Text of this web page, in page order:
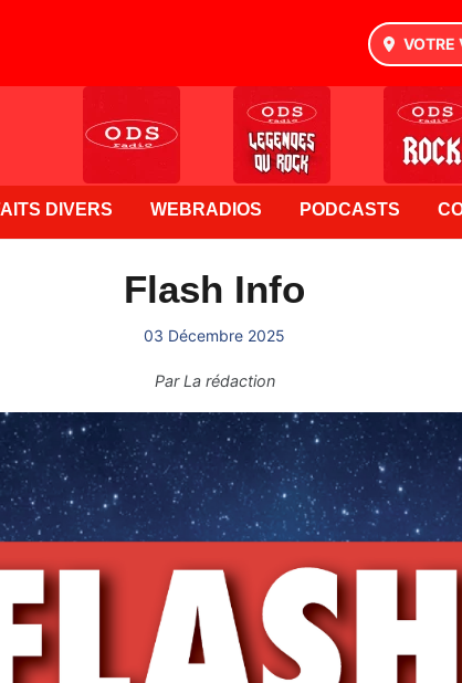
VOTRE
DIVERS WEBRADIOS PODCASTS
Flash Info
03 Décembre 2025
ParLa rédaction